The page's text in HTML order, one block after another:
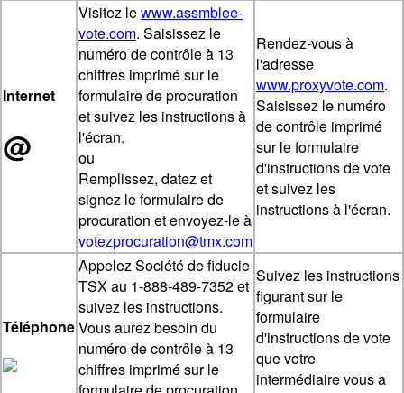
Internet
@
Visitez lewww.assmblee-
vote.com. Saisissez le
numéro de contrôle à 13
chiffres imprimé sur le
formulaire de procuration
et suivez les instructions à
l'écran.
ou
Remplissez, datez et
signez le formulaire de
procuration et envoyez-le à
votezprocuration@tmx.com
Rendez-vous à
l'adresse
www.proxyvote.com.
Saisissez le numéro
de contrôle imprimé
sur le formulaire
d'instructions de vote
et suivez les
instructions à l'écran.
Téléphone
Appelez Société de fiducie
TSX au 1-888-489-7352 et
suivez les instructions.
Vous aurez besoin du
numéro de contrôle à 13
chiffres imprimé sur le
Suivez les instructions
figurant sur le
formulaire
d'instructions de vote
que votre
intermédiaire vous a